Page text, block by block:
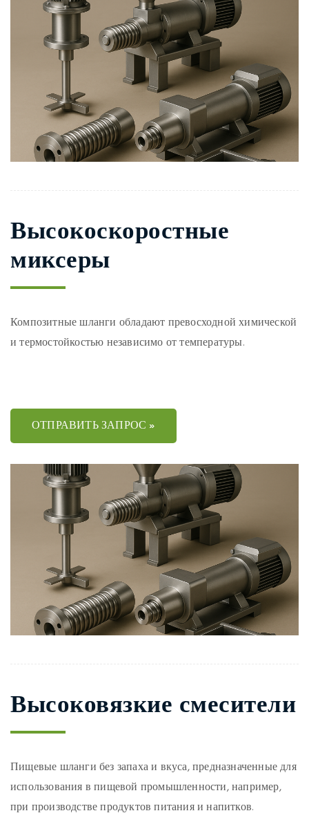
Высокоскоростные
миксеры
Композитные шланги обладают превосходной химической
и термостойкостью независимо от температуры.
ОТПРАВИТЬ ЗАПРОС »
Высоковязкие смесители
Пищевые шланги без запаха и вкуса, предназначенные для
использования в пищевой промышленности, например,
при производстве продуктов питания и напитков.